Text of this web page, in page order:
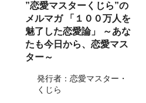
”恋愛マスターくじら”の
メルマガ 「１００万人を
魅了した恋愛論」 ～あな
たも今日から、恋愛マス
ター～
発行者：恋愛マスター・
くじら